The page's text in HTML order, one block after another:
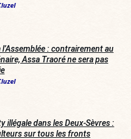
l’Assemblée : contrairement au
Assa Traoré ne sera pas
illégale dans les Deux-Sèvres :
sur tous les fronts